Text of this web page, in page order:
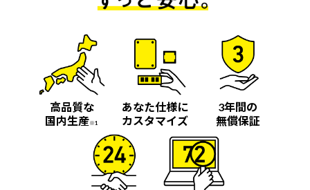
高品質な
国内生産※1
あなた仕様に
カスタマイズ
3年間の
無償保証